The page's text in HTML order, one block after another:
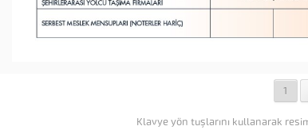
1
Klavye yön tuşlarını kullanarak